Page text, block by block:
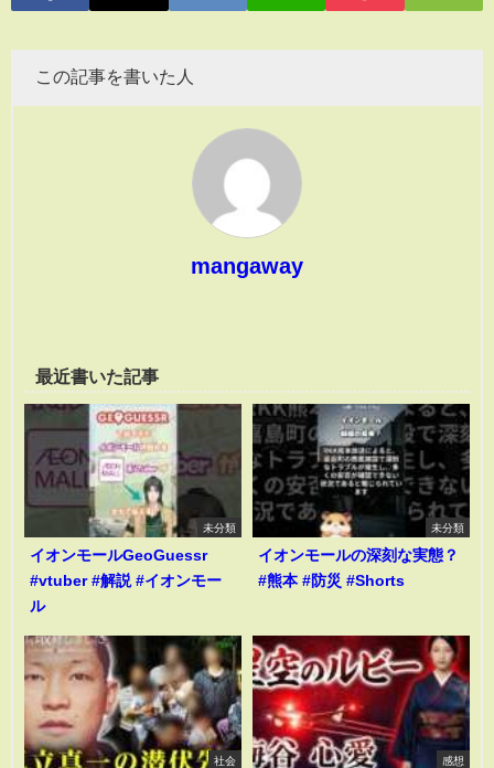
この記事を書いた人
mangaway
最近書いた記事
未分類
イオンモールGeoGuessr
#vtuber #解説 #イオンモー
ル
未分類
イオンモールの深刻な実態？
#熊本 #防災 #Shorts
社会 感想